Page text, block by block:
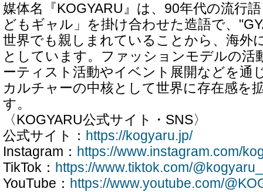
媒体名『KOGYARU』は、90年代の流行
どもギャル」を掛け合わせた造語で、
世界でも親しまれていることから、海外
としています。ファッションモデルの活
ーティスト活動やイベント展開などを通
カルチャーの中核として世界に存在感を
す。
〈KOGYARU公式サイト・SNS〉
公式サイト： https://kogyaru.jp/
Instagram： https://www.instagram.com/
TikTok： https://www.tiktok.com/
YouTube： https://www.youtube.com/